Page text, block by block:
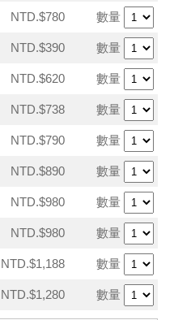
NTD.$780 數量
NTD.$390 數量
NTD.$620 數量
NTD.$738 數量
NTD.$790 數量
NTD.$890 數量
NTD.$980 數量
NTD.$980 數量
NTD.$1,188 數量
NTD.$1,280 數量